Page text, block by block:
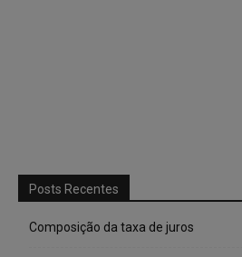
Posts Recentes
Composição da taxa de juros